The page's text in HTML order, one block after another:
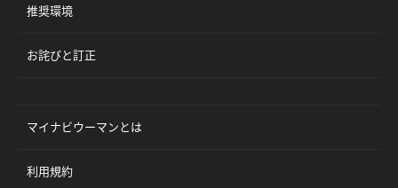
推奨環境
お詫びと訂正
マイナビウーマンとは
利用規約